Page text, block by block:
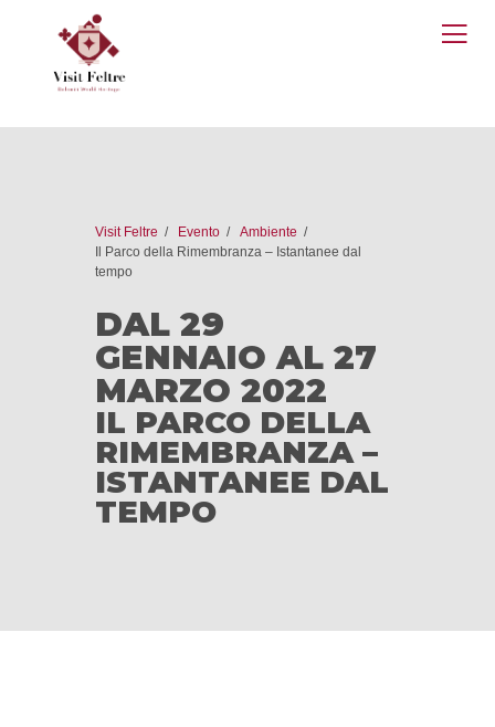
Visit Feltre Evento
Ambiente
Il Parco della Rimembranza – Istantanee dal
tempo
DAL 29
GENNAIO AL 27
MARZO 2022
IL PARCO DELLA
RIMEMBRANZA –
ISTANTANEE DAL
TEMPO